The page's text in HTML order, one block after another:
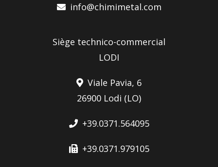
info@chimimetal.com
Siège technico-commercial
LODI
Viale Pavia, 6
26900 Lodi (LO)
+39.0371.564095
+39.0371.979105